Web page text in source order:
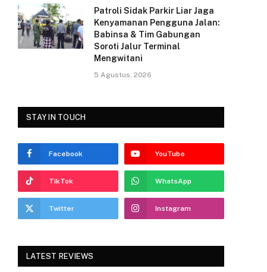
Patroli Sidak Parkir Liar Jaga
Kenyamanan Pengguna Jalan:
Babinsa & Tim Gabungan
Soroti Jalur Terminal
Mengwitani
5 Agustus, 2026
STAY IN TOUCH
Facebook YouTube
TikTok WhatsApp
Twitter Instagram
LATEST REVIEWS